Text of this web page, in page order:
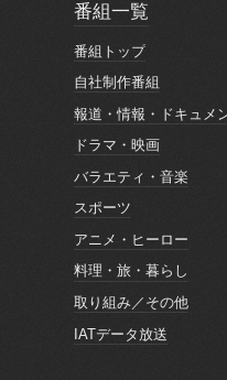
番組一覧
番組一覧
番組トップ
番組トップ
自社制作番組
自社制作番組
報道・情報・ドキュメ
報道・情報・ドキュメ
ドラマ・映画
バラエティ・音楽
スポーツ
アニメ・ヒーロー
アニメ・ヒーロー
料理・旅・暮らし
料理・旅・暮らし
取り組み／その他
取り組み／その他
IATデータ放送